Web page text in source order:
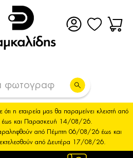
η εταιρεία μας θα παραμείνει κλειστή από
και Παρασκευή 14/08/26.
από Πέμπτη 06/08/26 έως και
από Δευτέρα 17/08/26.